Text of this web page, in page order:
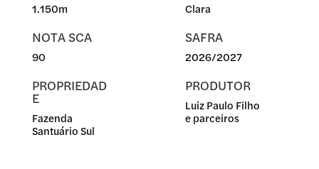
1.150m Clara
NOTA SCA
90
SAFRA
2026/2027
PROPRIEDAD
E
Fazenda
Santuário Sul
PRODUTOR
Luiz Paulo Filho
e parceiros